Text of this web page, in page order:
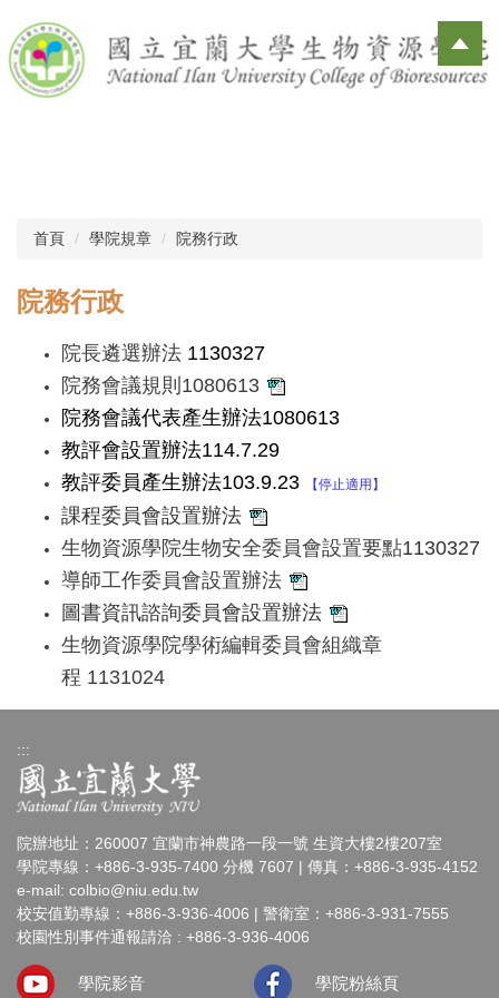
到
主
要
首頁 學院規章 院務行政
院務行政
院長遴選辦法 1130327
院務會議規則1080613
院務會議代表產生辦法1080613
教評會設置辦法114.7.29
教評委員產生辦法103.9.23
【停止適用】
課程委員會設置辦法
生物資源學院生物安全委員會設置要點1130327
導師工作委員會設置辦法
圖書資訊諮詢委員會設置辦法
生物資源學院學術編輯委員會組織章
程 1131024
:::
院辦地址：260007 宜蘭市神農路一段一號 生資大樓2樓207室
學院專線：+886-3-935-7400 分機 7607 | 傳真：+886-3-935-4152
e-mail: colbio@niu.edu.tw
校安值勤專線：+886-3-936-4006 | 警衛室：+886-3-931-7555
校園性別事件通報請洽 : +886-3-936-4006
學院影音 學院粉絲頁